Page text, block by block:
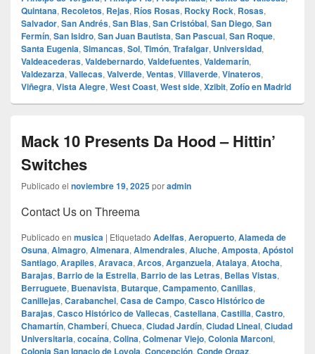
Quintana, Recoletos, Rejas, Ríos Rosas, Rocky Rock, Rosas,
Salvador, San Andrés, San Blas, San Cristóbal, San Diego, San
Fermín, San Isidro, San Juan Bautista, San Pascual, San Roque,
Santa Eugenia, Simancas, Sol, Timón, Trafalgar, Universidad,
Valdeacederas, Valdebernardo, Valdefuentes, Valdemarín,
Valdezarza, Vallecas, Valverde, Ventas, Villaverde, Vinateros,
Viñegra, Vista Alegre, West Coast, West side, Xzibit, Zofío en Madrid
Mack 10 Presents Da Hood – Hittin’
Switches
Publicado el noviembre 19, 2025poradmin
Contact Us on Threema
Publicado en musica | Etiquetado Adelfas, Aeropuerto, Alameda de
Osuna, Almagro, Almenara, Almendrales, Aluche, Amposta, Apóstol
Santiago, Arapiles, Aravaca, Arcos, Arganzuela, Atalaya, Atocha,
Barajas, Barrio de la Estrella, Barrio de las Letras, Bellas Vistas,
Berruguete, Buenavista, Butarque, Campamento, Canillas,
Canillejas, Carabanchel, Casa de Campo, Casco Histórico de
Barajas, Casco Histórico de Vallecas, Castellana, Castilla, Castro,
Chamartín, Chamberí, Chueca, Ciudad Jardín, Ciudad Lineal, Ciudad
Universitaria, cocaína, Colina, Colmenar Viejo, Colonia Marconi,
Colonia San Ignacio de Loyola, Concepción, Conde Orgaz,